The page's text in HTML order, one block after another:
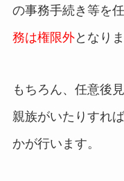
の事務手続き等を
務は権限外となりま
もちろん、任意後
親族がいたりすれ
かが行います。